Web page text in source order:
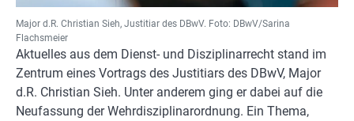
Major d.R. Christian Sieh, Justitiar des DBwV. Foto: DBwV/Sarina
Flachsmeier
Aktuelles aus dem Dienst- und Disziplinarrecht stand im
Zentrum eines Vortrags des Justitiars des DBwV, Major
d.R. Christian Sieh. Unter anderem ging er dabei auf die
Neufassung der Wehrdisziplinarordnung. Ein Thema,